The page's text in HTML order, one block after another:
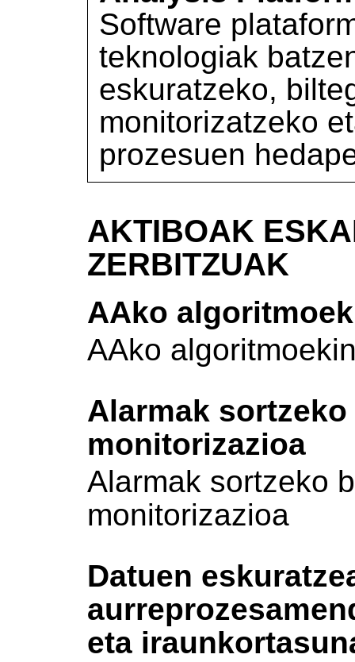
Software
teknologiak
eskuratzeko,
monitorizatzeko
prozesuen
AKTIBOAK
ZERBITZUAK
AAko
AAko
Alarmak
monitorizazioa
Alarmak sortzeko
monitorizazioa
Datuen
eta